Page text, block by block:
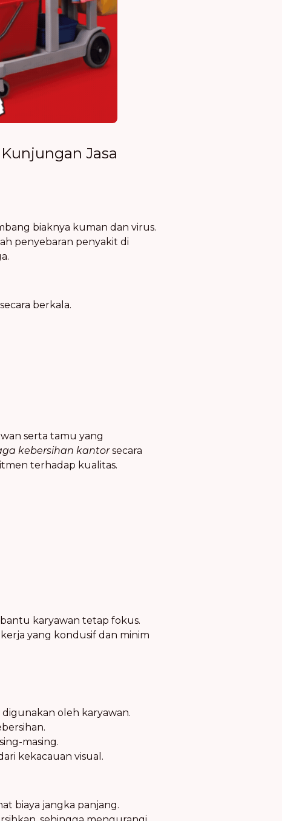
Jasa
biaknya kuman dan virus.
penyebaran penyakit di
berkala.
serta tamu yang
kebersihan kantorsecara
terhadap kualitas.
karyawan tetap fokus.
yang kondusif dan minim
oleh karyawan.
masing.
kekacauan visual.
biaya jangka panjang.